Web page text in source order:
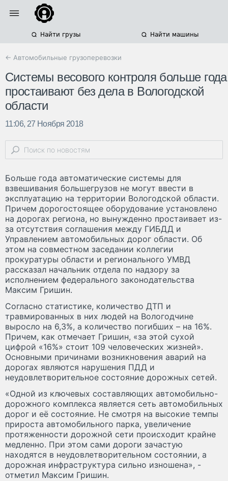
Найти грузы Найти машины
← Автомобильные грузоперевозки
Системы весового контроля больше года
простаивают без дела в Вологодской
области
11:06, 27 Ноября 2018
Больше года автоматические системы для
взвешивания большегрузов не могут ввести в
эксплуатацию на территории Вологодской области.
Причем дорогостоящее оборудование установлено
на дорогах региона, но вынужденно простаивает из-
за отсутствия соглашения между ГИБДД и
Управлением автомобильных дорог области. Об
этом на совместном заседании коллегии
прокуратуры области и регионального УМВД
рассказал начальник отдела по надзору за
исполнением федерального законодательства
Максим Гришин.
Согласно статистике, количество ДТП и
травмированных в них людей на Вологодчине
выросло на 6,3%, а количество погибших – на 16%.
Причем, как отмечает Гришин, «за этой сухой
цифрой «16%» стоит 109 человеческих жизней».
Основными причинами возникновения аварий на
дорогах являются нарушения ПДД и
неудовлетворительное состояние дорожных сетей.
«Одной из ключевых составляющих автомобильно-
дорожного комплекса является сеть автомобильных
дорог и её состояние. Не смотря на высокие темпы
прироста автомобильного парка, увеличение
протяженности дорожной сети происходит крайне
медленно. При этом сами дороги зачастую
находятся в неудовлетворительном состоянии, а
дорожная инфраструктура сильно изношена», -
отметил Максим Гришин.